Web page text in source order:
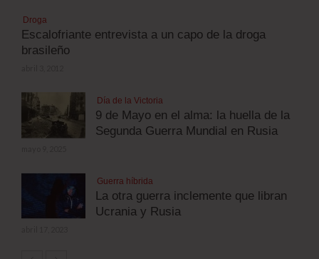
Droga
Escalofriante entrevista a un capo de la droga
brasileño
Día de la Victoria
9 de Mayo en el alma: la huella de la
Segunda Guerra Mundial en Rusia
Guerra híbrida
La otra guerra inclemente que libran
Ucrania y Rusia